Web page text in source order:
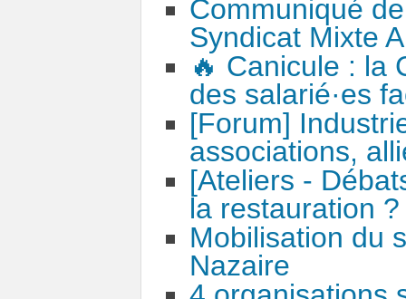
Communiqué
Syndicat Mixte
🔥 Canicule : la
des salarié·es
[Forum]
associations,
[Ateliers -
la restauration ?
Mobilisation du
Nazaire